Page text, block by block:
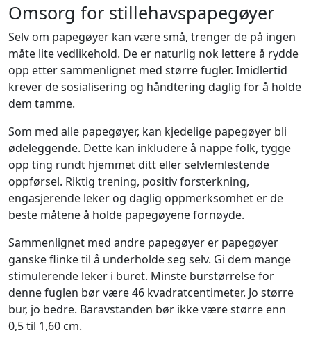
Omsorg for stillehavspapegøyer
Selv om papegøyer kan være små, trenger de på ingen
måte lite vedlikehold. De er naturlig nok lettere å rydde
opp etter sammenlignet med større fugler. Imidlertid
krever de sosialisering og håndtering daglig for å holde
dem tamme.
Som med alle papegøyer, kan kjedelige papegøyer bli
ødeleggende. Dette kan inkludere å nappe folk, tygge
opp ting rundt hjemmet ditt eller selvlemlestende
oppførsel. Riktig trening, positiv forsterkning,
engasjerende leker og daglig oppmerksomhet er de
beste måtene å holde papegøyene fornøyde.
Sammenlignet med andre papegøyer er papegøyer
ganske flinke til å underholde seg selv. Gi dem mange
stimulerende leker i buret. Minste burstørrelse for
denne fuglen bør være 46 kvadratcentimeter. Jo større
bur, jo bedre. Baravstanden bør ikke være større enn
0,5 til 1,60 cm.